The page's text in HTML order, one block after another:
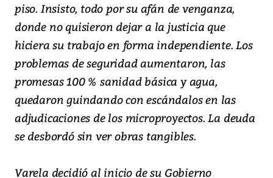
piso. Insisto, todo por su afán de venganza,
donde no quisieron dejar a la justicia que
hiciera su trabajo en forma independiente. Los
problemas de seguridad aumentaron, las
promesas 100 % sanidad básica y agua,
quedaron guindando con escándalos en las
adjudicaciones de los microproyectos. La deuda
se desbordó sin ver obras tangibles.
Varela decidió al inicio de su Gobierno